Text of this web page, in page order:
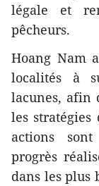
légale et
pêcheurs.
Hoang Nam
localités à
lacunes, afin
les stratégies
actions
progrès
dans les plus